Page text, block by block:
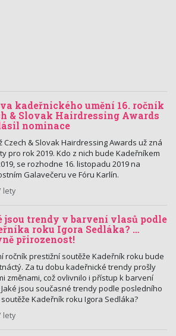
kadeřnického umění 16. ročník
& Slovak Hairdressing Awards
nominace
Czech & Slovak Hairdressing Awards už zná
pro rok 2019. Kdo z nich bude Kadeřníkem
se rozhodne 16. listopadu 2019 na
Galavečeru ve Fóru Karlín.
lety
jsou trendy v barvení vlasů podle
roku Igora Sedláka? …
přirozenost!
ročník prestižní soutěže Kadeřník roku bude
Za tu dobu kadeřnické trendy prošly
změnami, což ovlivnilo i přístup k barvení
jsou současné trendy podle posledního
Kadeřník roku Igora Sedláka?
lety